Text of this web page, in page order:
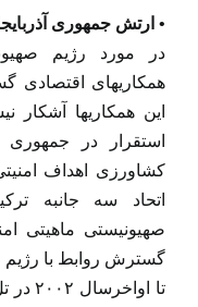
• ارتش جمهوری
در مورد رژیم
همکاریهای اقتصادی
این همکاریها
استقرار در جمهوری
کشاورزی اهداف
اتحاد سه جانبه
صهیونیستی ماهیتی
گسترش روابط با
تا